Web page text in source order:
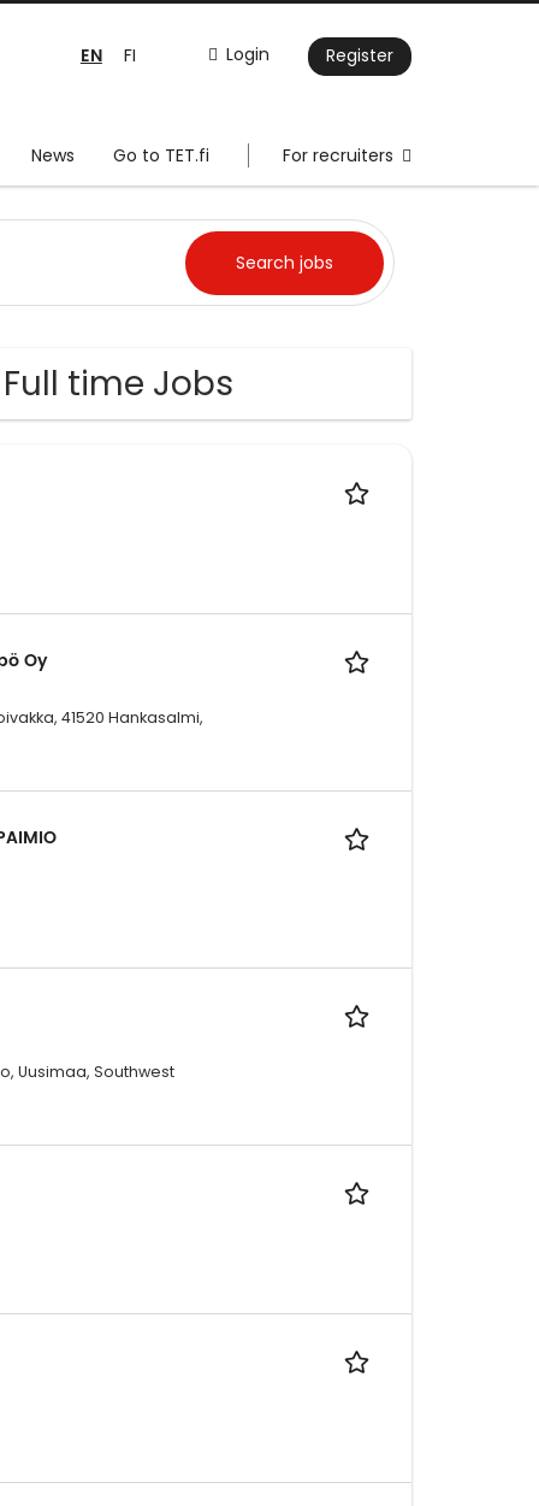
Login Register
EN FI
News Go to TET.fi For recruiters
time Jobs
Oy
41520 Hankasalmi,
Uusimaa, Southwest